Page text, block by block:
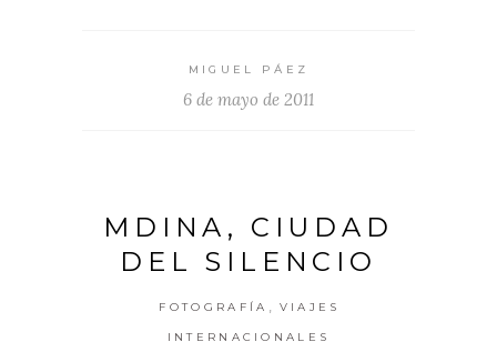
MIGUEL PÁEZ
6 de mayo de 2011
MDINA, CIUDAD
DEL SILENCIO
FOTOGRAFÍA VIAJES
INTERNACIONALES